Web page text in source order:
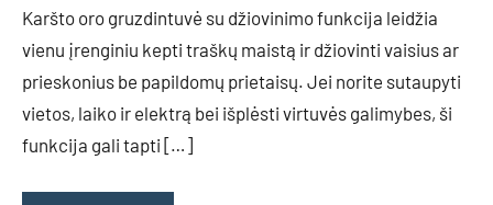
Karšto oro gruzdintuvė su džiovinimo funkcija leidžia
vienu įrenginiu kepti traškų maistą ir džiovinti vaisius ar
prieskonius be papildomų prietaisų. Jei norite sutaupyti
vietos, laiko ir elektrą bei išplėsti virtuvės galimybes, ši
funkcija gali tapti […]